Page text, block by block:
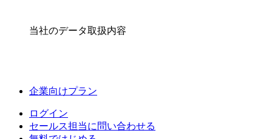
当社のデータ取扱内容
企業向けプラン
ログイン
セールス担当に問い合わせる